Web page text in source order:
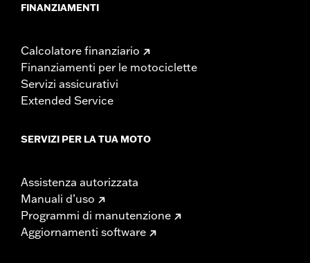
FINANZIAMENTI
Calcolatore finanziario
Finanziamenti per le motociclette
Servizi assicurativi
Extended Service
SERVIZI PER LA TUA MOTO
Assistenza autorizzata
Manuali d’uso
Programmi di manutenzione
Aggiornamenti software